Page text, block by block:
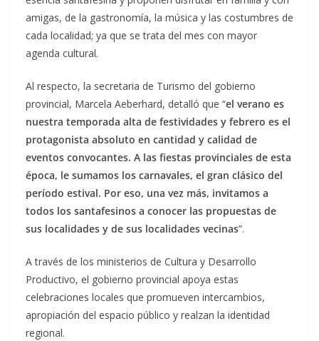
amigas, de la gastronomía, la música y las costumbres de
cada localidad; ya que se trata del mes con mayor
agenda cultural.
Al respecto, la secretaria de Turismo del gobierno
provincial, Marcela Aeberhard, detalló que “el verano es
nuestra temporada alta de festividades y febrero es el
protagonista absoluto en cantidad y calidad de
eventos convocantes. A las fiestas provinciales de esta
época, le sumamos los carnavales, el gran clásico del
período estival. Por eso, una vez más, invitamos a
todos los santafesinos a conocer las propuestas de
sus localidades y de sus localidades vecinas”.
A través de los ministerios de Cultura y Desarrollo
Productivo, el gobierno provincial apoya estas
celebraciones locales que promueven intercambios,
apropiación del espacio público y realzan la identidad
regional.